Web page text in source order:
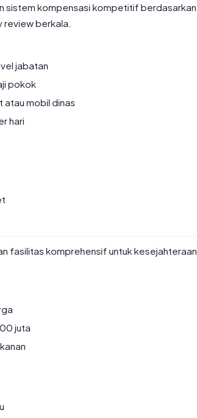
sistem kompensasi kompetitif berdasarkan
berkala.
jabatan
pokok
atau mobil dinas
hari
fasilitas komprehensif untuk kesejahteraan
juta